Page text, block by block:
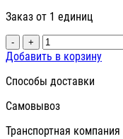
Заказ от 1 единиц
- +
Добавить в корзину
Способы доставки
Самовывоз
Транспортная компания